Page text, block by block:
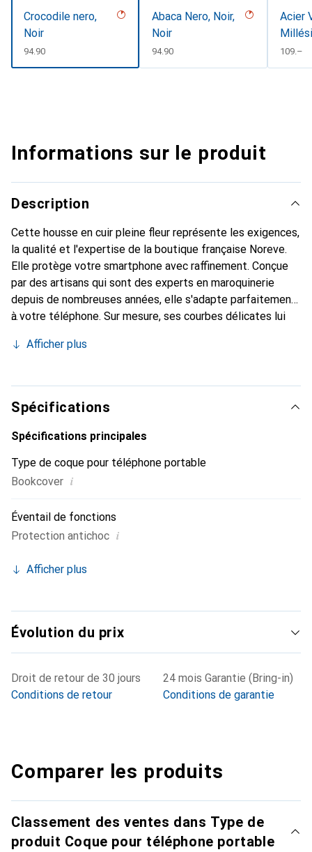
Crocodile nero,
Noir
CHF
94.90
Abaca Nero, Noir,
Noir
CHF
94.90
Acier
CHF
109.–
Informations sur le produit
Description
Cette housse en cuir pleine fleur représente les exigences,
la qualité et l'expertise de la boutique française Noreve.
Elle protège votre smartphone avec raffinement. Conçue
par des artisans qui sont des experts en maroquinerie
depuis de nombreuses années, elle s'adapte parfaitement
à votre téléphone. Sur mesure, ses courbes délicates lui
l'accessoire élégant et indispensable pour votre
produits de haute qualité, la marque Noreve est un choix
sûr pour une clientèle exigeante.
Afficher plus
Spécifications
Spécifications principales
Type de coque pour téléphone portable
Bookcover i
Éventail de fonctions
Protection antichoc i
Afficher plus
Évolution du prix
Droit de retour de 30 jours
Conditions de retour
24 mois Garantie (Bring-in)
Conditions de garantie
Comparer les produits
Classement des ventes dans Type de
produit Coque pour téléphone portable